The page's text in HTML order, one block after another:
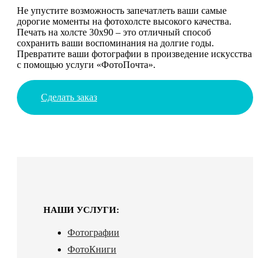
Не упустите возможность запечатлеть ваши самые
дорогие моменты на фотохолсте высокого качества.
Печать на холсте 30х90 – это отличный способ
сохранить ваши воспоминания на долгие годы.
Превратите ваши фотографии в произведение искусства
с помощью услуги «ФотоПочта».
Сделать заказ
НАШИ УСЛУГИ:
Фотографии
ФотоКниги